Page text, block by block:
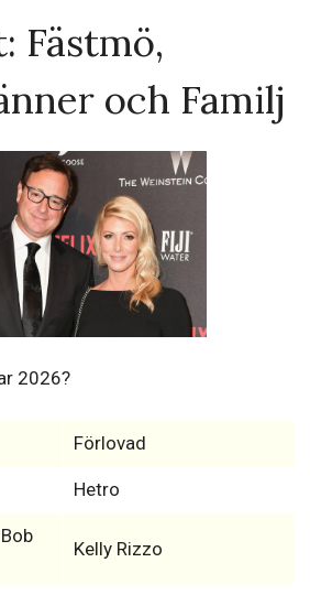
Fästmö,
och Familj
2026?
Förlovad
Hetro
Kelly Rizzo